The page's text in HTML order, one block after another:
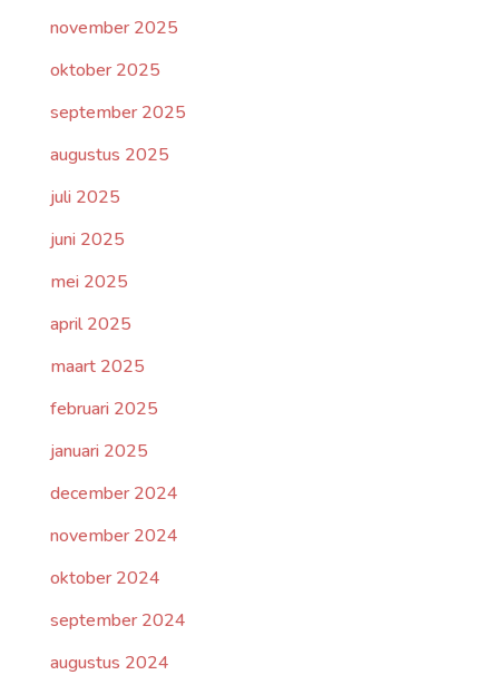
november 2025
oktober 2025
september 2025
augustus 2025
juli 2025
juni 2025
mei 2025
april 2025
maart 2025
februari 2025
januari 2025
december 2024
november 2024
oktober 2024
september 2024
augustus 2024